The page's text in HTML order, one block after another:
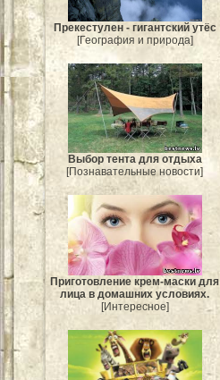
Прекестулен - гигантский утёс
[География и природа]
Выбор тента для отдыха
[Познавательные новости]
Приготовление крем-маски для
лица в домашних условиях.
[Интересное]